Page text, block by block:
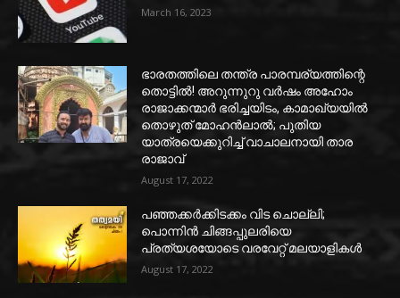
March 16, 2023
ഭാരതത്തിലെ തന്ത്ര പാരമ്പര്യത്തിന്റെ
തൊട്ടിൽ! അറുന്നുറു വർഷം അഹോം
രാജാക്കന്മാർ ഭരിച്ചയിടം, കാമാഖ്യയിൽ
തൊഴുത് മോഹൻലാൽ; പുതിയ
യാത്രയെക്കുറിച്ച് വാചാലനായി താര
രാജാവ്
August 17, 2022
പഞ്ഞക്കർക്കിടക്കം വിട ചൊല്ലി;
പൊന്നിൻ ചിങ്ങപ്പുലരിയെ
പ്രത്യശയോടെ വരവേറ്റ് മലയാളികൾ
August 17, 2022